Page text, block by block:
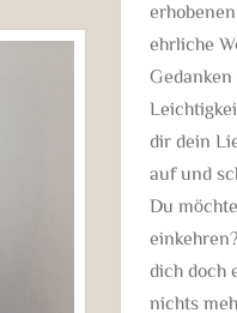
ehrliche
dir dein
auf und
Du
dich doch
nichts